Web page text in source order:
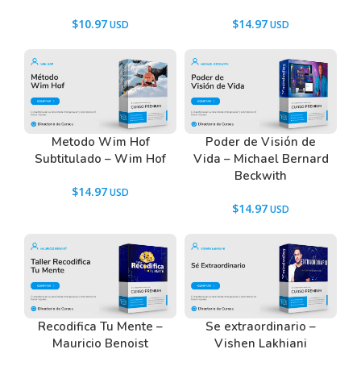
$10.97 $14.97
Metodo Wim Hof
Subtitulado – Wim Hof
$14.97
Poder de Visión de
Vida – Michael Bernard
Beckwith
$14.97
Recodifica Tu Mente –
Mauricio Benoist
Se extraordinario –
Vishen Lakhiani